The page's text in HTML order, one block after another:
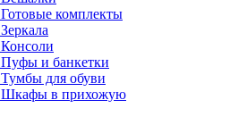
Готовые комплекты
Зеркала
Консоли
Пуфы и банкетки
Тумбы для обуви
Шкафы в прихожую